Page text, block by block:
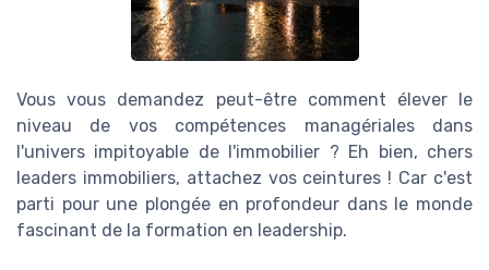
Vous vous demandez peut-être comment élever le
niveau de vos compétences managériales dans
l'univers impitoyable de l'immobilier ? Eh bien, chers
leaders immobiliers, attachez vos ceintures ! Car c'est
parti pour une plongée en profondeur dans le monde
fascinant de la formation en leadership.